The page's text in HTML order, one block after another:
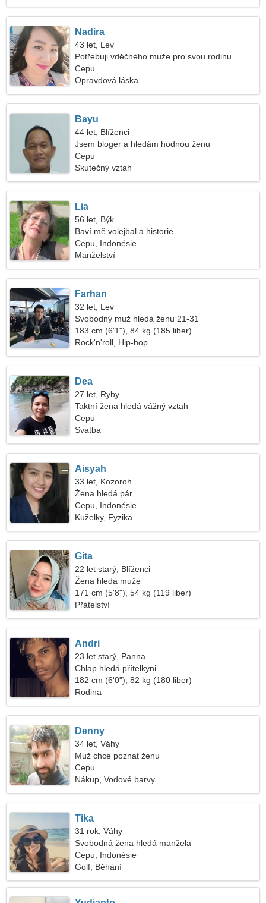
Nadira
43 let, Lev
Potřebuji vděčného muže pro svou rodinu
Cepu
Opravdová láska
Bayu
44 let, Blíženci
Jsem bloger a hledám hodnou ženu
Cepu
Skutečný vztah
Lia
56 let, Býk
Baví mě volejbal a historie
Cepu, Indonésie
Manželství
Farhan
32 let, Lev
Svobodný muž hledá ženu 21-31
183 cm (6'1"), 84 kg (185 liber)
Rock'n'roll, Hip-hop
Dea
27 let, Ryby
Taktní žena hledá vážný vztah
Cepu
Svatba
Aisyah
33 let, Kozoroh
Žena hledá pár
Cepu, Indonésie
Kuželky, Fyzika
Gita
22 let starý, Blíženci
Žena hledá muže
171 cm (5'8"), 54 kg (119 liber)
Přátelství
Andri
23 let starý, Panna
Chlap hledá přítelkyni
182 cm (6'0"), 82 kg (180 liber)
Rodina
Denny
34 let, Váhy
Muž chce poznat ženu
Cepu
Nákup, Vodové barvy
Tika
31 rok, Váhy
Svobodná žena hledá manžela
Cepu, Indonésie
Golf, Běhání